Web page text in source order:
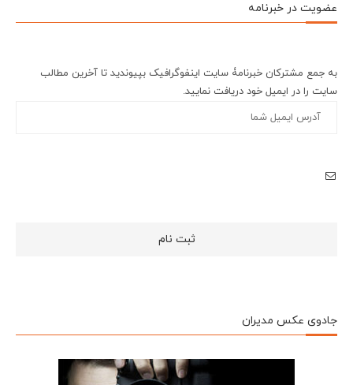
عضویت در خبرنامه
به جمع مشترکان خبرنامۀ سایت اینفوگرافیک بپیوندید تا آخرین مطالب
سایت را در ایمیل خود دریافت نمایید.
جادوی عکس مدیران